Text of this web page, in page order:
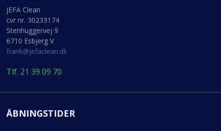
JEFA Clean
cvr nr. 30233174
Stenhuggervej 9
6710 Esbjerg V
frank@jefaclean.dk
Tlf. 21 39 09 70
ÅBNINGSTIDER